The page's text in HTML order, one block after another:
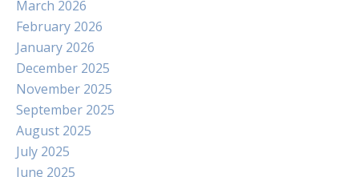
March 2026
February 2026
January 2026
December 2025
November 2025
September 2025
August 2025
July 2025
June 2025